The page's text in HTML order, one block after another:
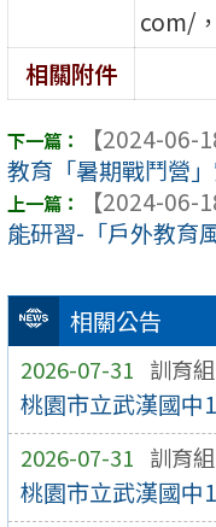
相關公告
2026-07-31 訓育組
桃園市立武漢國中
2026-07-31 訓育組
桃園市立武漢國中
com/
相關附件
【2024-06-
教育「暑期戰鬥營
【2024-06-
能研習-「戶外教育